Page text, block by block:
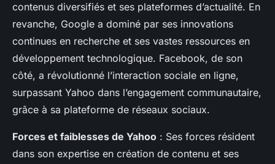
contenus diversifiés et ses plateformes d’actualité. En
revanche, Google a dominé par ses innovations
continues en recherche et ses vastes ressources en
développement technologique. Facebook, de son
côté, a révolutionné l’interaction sociale en ligne,
surpassant Yahoo dans l’engagement communautaire,
grâce à sa plateforme de réseaux sociaux.
Forces et faiblesses de Yahoo : Ses forces résident
dans son expertise en création de contenu et ses